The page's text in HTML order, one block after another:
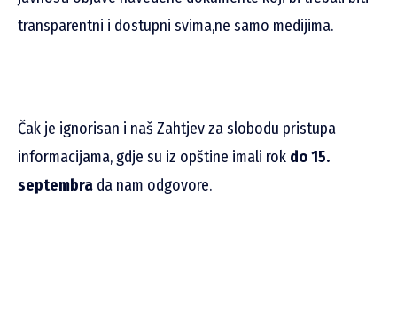
transparentni i dostupni svima,ne samo medijima.
Čak je ignorisan i naš Zahtjev za slobodu pristupa
informacijama, gdje su iz opštine imali rok do 15.
septembra da nam odgovore.